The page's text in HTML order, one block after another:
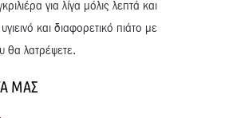
για λίγα μόλις λεπτά και
και διαφορετικό πιάτο με
θα λατρέψετε.
ΜΑΣ